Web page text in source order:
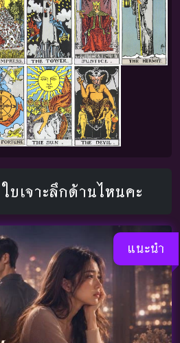
บเจาะลึกด้านไหนคะ
แนะนำ